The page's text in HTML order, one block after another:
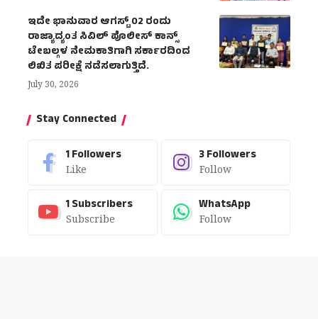
ಇದೇ ಭಾನುವಾರ ಆಗಸ್ಟ್ 02 ರಂದು
ರಾಜ್ಯಾದ್ಯಂತ ಸಿವಿಲ್ ಪೊಲೀಸ್ ಕಾನ್ಸ್
ಟೇಬಲ್ಗಳ ನೇಮಕಾತಿಗಾಗಿ ಸರ್ಕಾರದಿಂದ
ಲಿಖಿತ ಪರೀಕ್ಷೆ ನಡೆಸಲಾಗುತ್ತಿದೆ.
July 30, 2026
Stay Connected
1Followers
Like
3Followers
Follow
1Subscribers
Subscribe
WhatsApp
Follow